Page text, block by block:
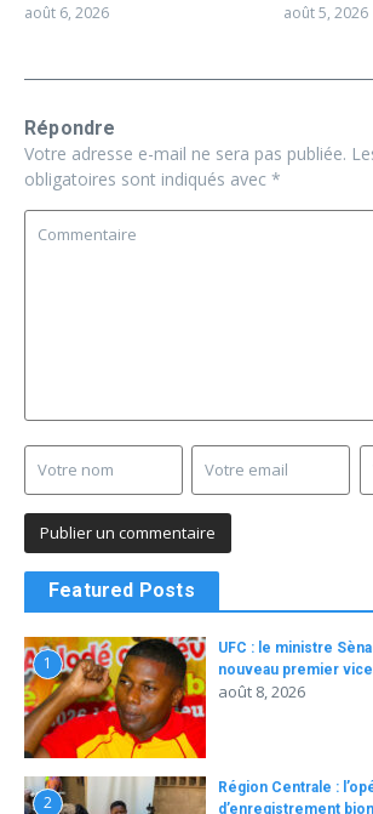
août 6, 2026 août 5, 2026
Répondre
Votre adresse e-mail ne sera pas publiée.
obligatoires sont indiqués avec *
Featured Posts
1
UFC : le ministre
nouveau premier
août 8, 2026
2
Région Centrale :
d’enregistrement